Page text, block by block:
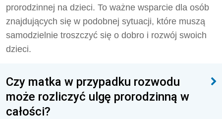
prorodzinnej na dzieci. To ważne wsparcie dla osób
znajdujących się w podobnej sytuacji, które muszą
samodzielnie troszczyć się o dobro i rozwój swoich
dzieci.
Czy matka w przypadku rozwodu
może rozliczyć ulgę prorodzinną w
całości?